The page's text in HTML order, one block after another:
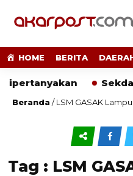
HOME BERITA
Sekda
Beranda /LSM GASAK
Tag : LSM